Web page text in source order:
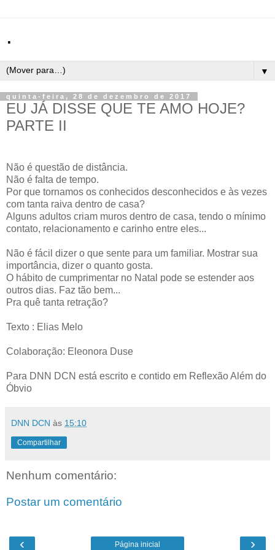
.
▼
quinta-feira, 28 de dezembro de 2017
EU JÁ DISSE QUE TE AMO HOJE?
PARTE II
Não é questão de distância.
Não é falta de tempo.
Por que tornamos os conhecidos desconhecidos e às vezes
com tanta raiva dentro de casa?
Alguns adultos criam muros dentro de casa, tendo o mínimo
contato, relacionamento e carinho entre eles...
Não é fácil dizer o que sente para um familiar. Mostrar sua
importância, dizer o quanto gosta.
O hábito de cumprimentar no Natal pode se estender aos
outros dias. Faz tão bem...
Pra quê tanta retração?
Texto : Elias Melo
Colaboração: Eleonora Duse
Para DNN DCN está escrito e contido em Reflexão Além do
Óbvio
DNN DCN às 15:10
Compartilhar
Nenhum comentário:
Postar um comentário
‹ ›
Página inicial